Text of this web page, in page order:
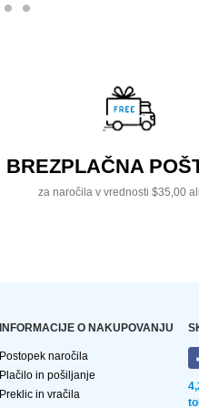
BREZPLAČNA
za naročila v vrednosti $35,00
INFORMACIJE O NAKUPOVANJU
Postopek naročila
Plačilo in pošiljanje
Preklic in vračila